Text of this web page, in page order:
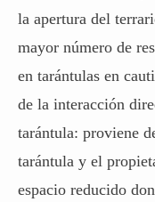
la apertura del
mayor número de
en tarántulas en
de la interacción
tarántula: proviene
tarántula y el
espacio reducido